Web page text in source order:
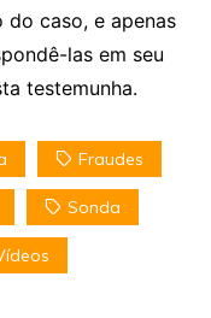
do caso, e apenas
las em seu
testemunha.
Fraudes
Sonda